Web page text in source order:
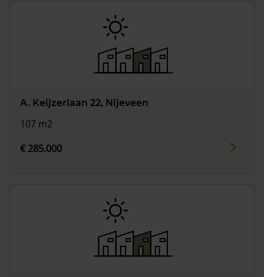
A. Keijzerlaan 22, Nijeveen
107 m2
€ 285.000